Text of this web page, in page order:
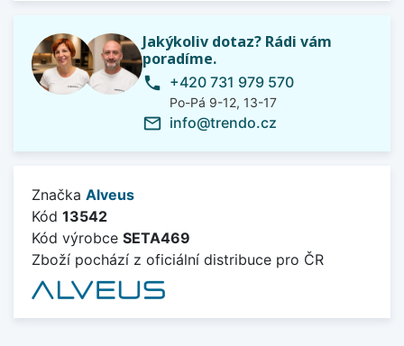
Jakýkoliv dotaz? Rádi vám
poradíme.
phone +420 731 979 570
Po-Pá 9-12, 13-17
mail_outline info@trendo.cz
Značka Alveus
Kód 13542
Kód výrobce SETA469
Zboží pochází z oficiální distribuce pro ČR